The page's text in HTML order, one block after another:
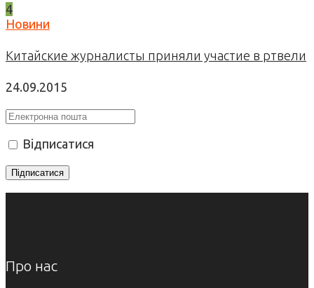
4
Новини
Китайские журналисты приняли участие в ртвели
24.09.2015
Відписатися
Про нас